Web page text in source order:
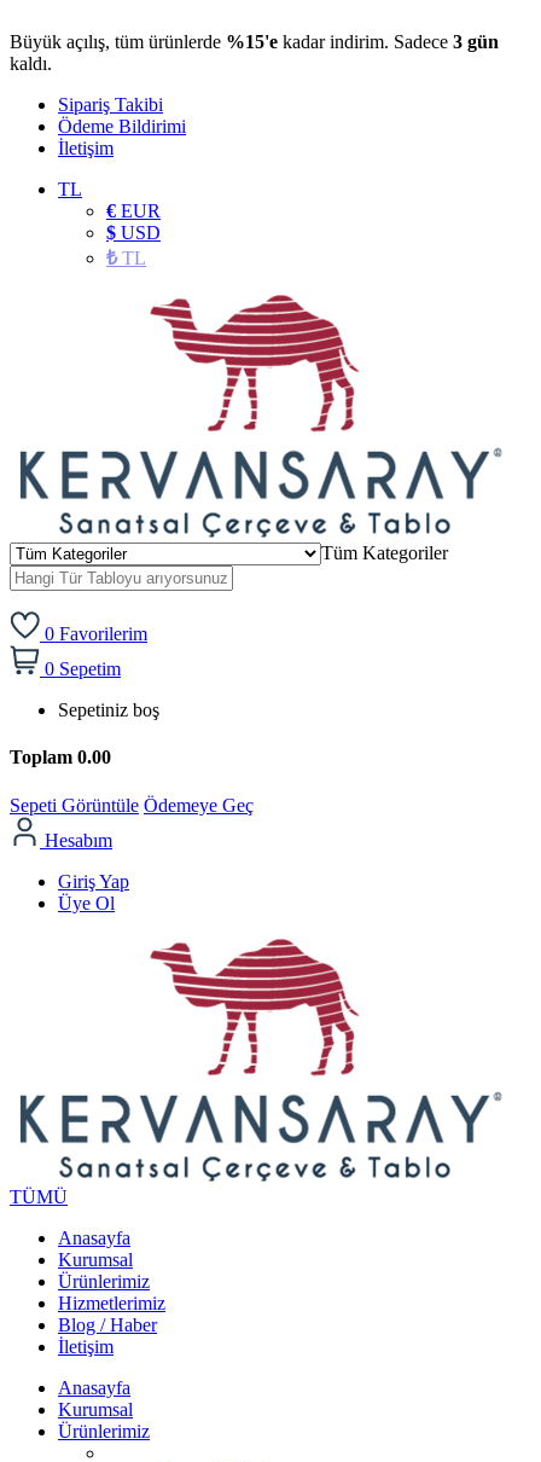
Büyük açılış, tüm ürünlerde %15'e kadar indirim. Sadece 3 gün
kaldı.
Sipariş Takibi
Ödeme Bildirimi
İletişim
TL
€ EUR
$ USD
₺TL
Tüm Kategoriler
0 Favorilerim
0 Sepetim
Sepetiniz boş
Toplam 0.00
Sepeti Görüntüle Ödemeye Geç
Hesabım
Giriş Yap
Üye Ol
TÜMÜ
Anasayfa
Kurumsal
Ürünlerimiz
Hizmetlerimiz
Blog / Haber
İletişim
Anasayfa
Kurumsal
Ürünlerimiz